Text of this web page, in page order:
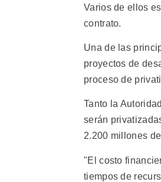
Varios de ellos
contrato.
Una de las
proyectos de
proceso de
Tanto la
serán
2.200 millones
"El costo
tiempos de